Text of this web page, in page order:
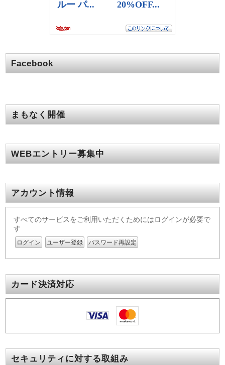
Facebook
まもなく開催
WEBエントリー募集中
アカウント情報
すべてのサービスをご利用いただくためにはログインが必要で
す
ログイン ユーザー登録 パスワード再設定
カード決済対応
セキュリティに対する取組み